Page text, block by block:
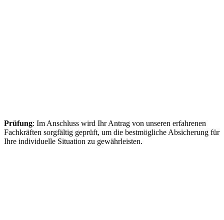
Prüfung: Im Anschluss wird Ihr Antrag von unseren erfahrenen
Fachkräften sorgfältig geprüft, um die bestmögliche Absicherung für
Ihre individuelle Situation zu gewährleisten.